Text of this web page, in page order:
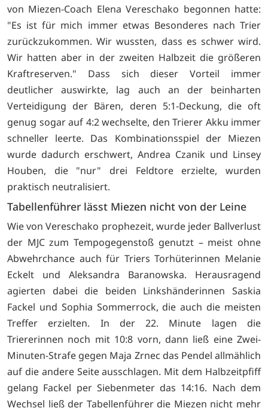
von Miezen-Coach Elena Vereschako begonnen hatte:
"Es ist für mich immer etwas Besonderes nach Trier
zurückzukommen. Wir wussten, dass es schwer wird.
Wir hatten aber in der zweiten Halbzeit die größeren
Kraftreserven." Dass sich dieser Vorteil immer
deutlicher auswirkte, lag auch an der beinharten
Verteidigung der Bären, deren 5:1-Deckung, die oft
genug sogar auf 4:2 wechselte, den Trierer Akku immer
schneller leerte. Das Kombinationsspiel der Miezen
wurde dadurch erschwert, Andrea Czanik und Linsey
Houben, die "nur" drei Feldtore erzielte, wurden
praktisch neutralisiert.
Tabellenführer lässt Miezen nicht von der Leine
Wie von Vereschako prophezeit, wurde jeder Ballverlust
der MJC zum Tempogegenstoß genutzt – meist ohne
Abwehrchance auch für Triers Torhüterinnen Melanie
Eckelt und Aleksandra Baranowska. Herausragend
agierten dabei die beiden Linkshänderinnen Saskia
Fackel und Sophia Sommerrock, die auch die meisten
Treffer erzielten. In der 22. Minute lagen die
Triererinnen noch mit 10:8 vorn, dann ließ eine Zwei-
Minuten-Strafe gegen Maja Zrnec das Pendel allmählich
auf die andere Seite ausschlagen. Mit dem Halbzeitpfiff
gelang Fackel per Siebenmeter das 14:16. Nach dem
Wechsel ließ der Tabellenführer die Miezen nicht mehr